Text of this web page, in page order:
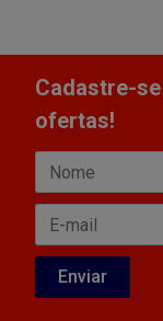
Cadastre-
ofertas!